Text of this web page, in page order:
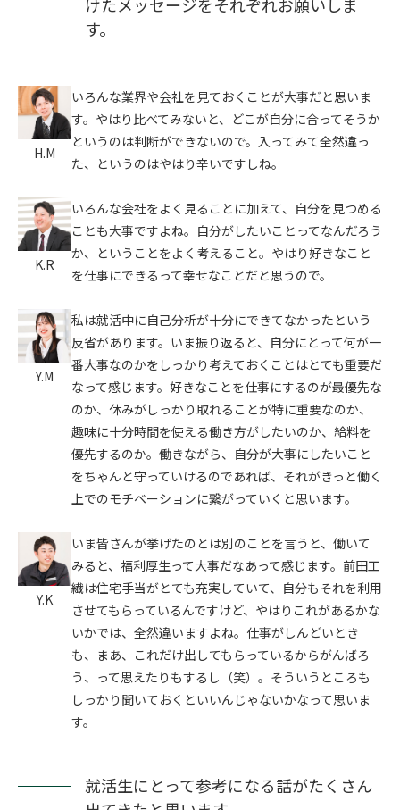
す。
H.M
いろんな業界や会社を見ておくことが大事だと思いま
す。やはり比べてみないと、どこが自分に合ってそうか
というのは判断ができないので。入ってみて全然違っ
た、というのはやはり辛いですしね。
K.R
いろんな会社をよく見ることに加えて、自分を見つめる
ことも大事ですよね。自分がしたいことってなんだろう
か、ということをよく考えること。やはり好きなこと
を仕事にできるって幸せなことだと思うので。
Y.M
私は就活中に自己分析が十分にできてなかったという
反省があります。いま振り返ると、自分にとって何が一
番大事なのかをしっかり考えておくことはとても重要だ
なって感じます。好きなことを仕事にするのが最優先な
のか、休みがしっかり取れることが特に重要なのか、
趣味に十分時間を使える働き方がしたいのか、給料を
優先するのか。働きながら、自分が大事にしたいこと
をちゃんと守っていけるのであれば、それがきっと働く
上でのモチベーションに繋がっていくと思います。
Y.K
いま皆さんが挙げたのとは別のことを言うと、働いて
みると、福利厚生って大事だなあって感じます。前田工
繊は住宅手当がとても充実していて、自分もそれを利用
させてもらっているんですけど、やはりこれがあるかな
いかでは、全然違いますよね。仕事がしんどいとき
も、まあ、これだけ出してもらっているからがんばろ
う、って思えたりもするし（笑）。そういうところも
しっかり聞いておくといいんじゃないかなって思いま
す。
就活生にとって参考になる話がたくさん